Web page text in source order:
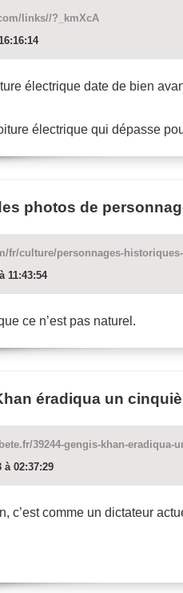
links//?_kmXcA
électrique date de bien
électrique qui dépasse
photos de
fr/culture/personnages-
11:43:54
ce n’est pas naturel.
éradiqua un
39244-gengis-khan-eradiqua-
02:37:29
c’est comme un dictateur